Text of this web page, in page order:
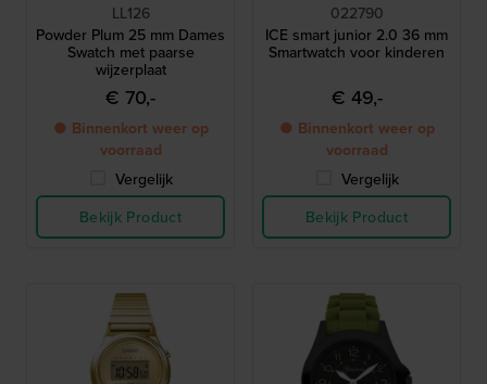
LL126
Powder Plum 25 mm Dames
Swatch met paarse
wijzerplaat
€ 70,-
● Binnenkort weer op
voorraad
Vergelijk
Bekijk Product
022790
ICE smart junior 2.0 36 mm
Smartwatch voor kinderen
€ 49,-
● Binnenkort weer op
voorraad
Vergelijk
Bekijk Product